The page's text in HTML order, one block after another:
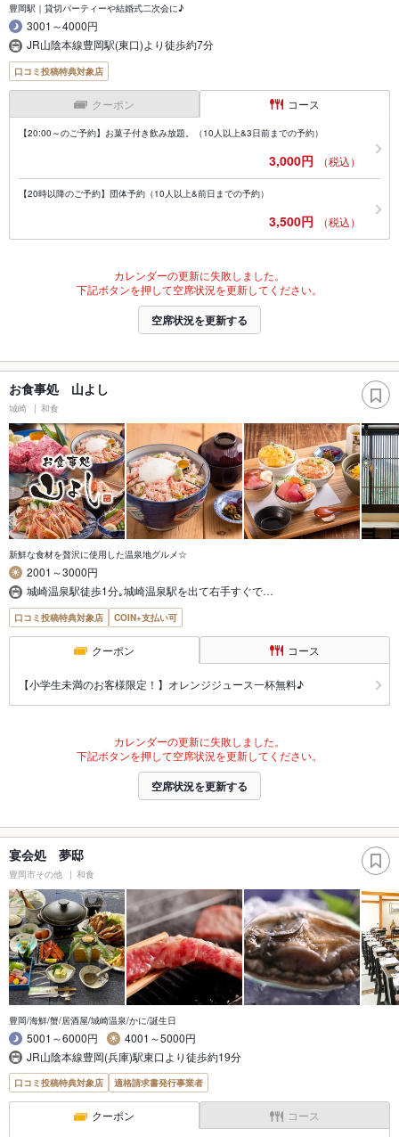
豊岡駅｜貸切パーティーや結婚式二次会に♪
3001～4000円
JR山陰本線豊岡駅(東口)より徒歩約7分
口コミ投稿特典対象店
クーポン コース
【20:00～のご予約】お菓子付き飲み放題。（10人以上&3日前までの予約）
3,000円 （税込）
【20時以降のご予約】団体予約（10人以上&前日までの予約）
3,500円 （税込）
カレンダーの更新に失敗しました。
下記ボタンを押して空席状況を更新してください。
空席状況を更新する
お食事処 山よし
城崎 和食
新鮮な食材を贅沢に使用した温泉地グルメ☆
2001～3000円
城崎温泉駅徒歩1分｡城崎温泉駅を出て右手すぐで…
口コミ投稿特典対象店 COIN+支払い可
クーポン コース
【小学生未満のお客様限定！】オレンジジュース一杯無料♪
カレンダーの更新に失敗しました。
下記ボタンを押して空席状況を更新してください。
空席状況を更新する
宴会処 夢邸
豊岡市その他 和食
豊岡/海鮮/蟹/居酒屋/城崎温泉/かに/誕生日
5001～6000円
4001～5000円
JR山陰本線豊岡(兵庫)駅東口より徒歩約19分
口コミ投稿特典対象店 適格請求書発行事業者
クーポン コース